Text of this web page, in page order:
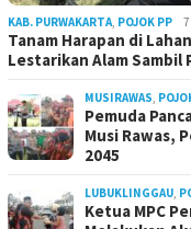
KAB. PURWAKARTA, POJOK PP
Tanam Harapan di
Lestarikan Alam Sambil
MUSIRAWAS,
Pemuda
Musi Rawas,
2045
LUBUKLINGGAU,
Ketua MPC